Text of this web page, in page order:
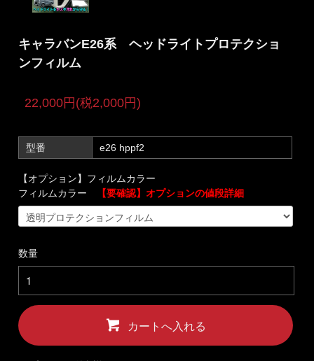
キャラバンE26系 ヘッドライトプロテクショ
ンフィルム
22,000円(税2,000円)
型番 e26 hppf2
【オプション】フィルムカラー
フィルムカラー
【要確認】オプションの値段詳細
数量
カートへ入れる